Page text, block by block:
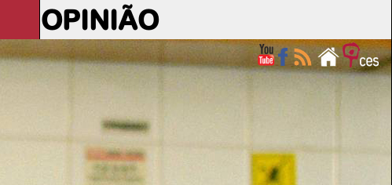
OPINIÃO